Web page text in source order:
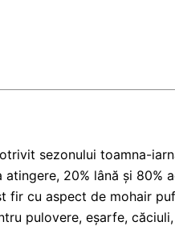
sezonului toamna-
20% lână și 80%
fir cu aspect de mohair
pulovere, eșarfe,